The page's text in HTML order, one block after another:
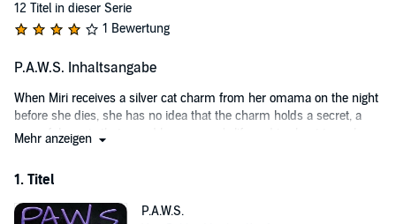
12 Titel in dieser Serie
1 Bewertung
P.A.W.S. Inhaltsangabe
When Miri receives a silver cat charm from her omama on the night
before she dies, she has no idea that the charm holds a secret, a
powerful magic that saved her omama's life and is about to make
©2013 Debbie Manber Kupfer (P)2016 Debbie Manber Kupfer
Mehr anzeigen
1. Titel
P.A.W.S.